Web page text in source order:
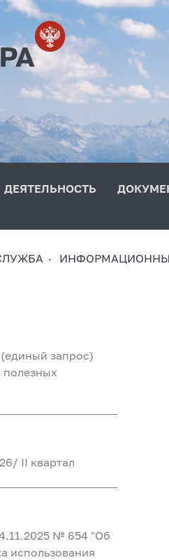
ДЕЯТЕЛЬНОСТЬ
запрос)
полезных
II квартал
№ 654 "Об
использования